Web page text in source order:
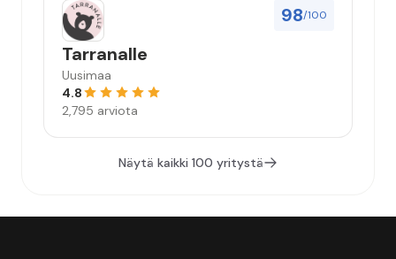
98/100
Tarranalle
Uusimaa
4.8
2,795 arviota
Näytä kaikki 100 yritystä